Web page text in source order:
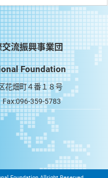
流振興事業団
Foundation
花畑町４番１８号
359-5783